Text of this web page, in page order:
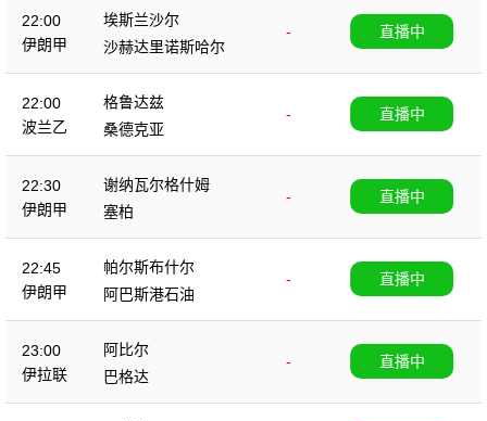
22:00
伊朗甲
埃斯兰沙尔
-
沙赫达里诺斯哈尔
直播中
22:00
波兰乙
格鲁达兹
-
桑德克亚
直播中
22:30
伊朗甲
谢纳瓦尔格什姆
-
塞柏
直播中
22:45
伊朗甲
帕尔斯布什尔
-
阿巴斯港石油
直播中
23:00
伊拉联
阿比尔
-
巴格达
直播中